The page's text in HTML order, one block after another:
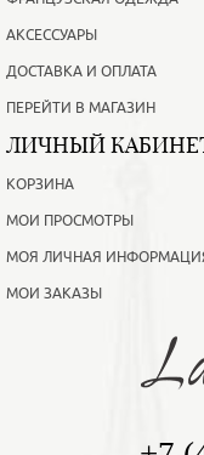
АКСЕССУАРЫ
ДОСТАВКА И ОПЛАТА
ПЕРЕЙТИ В МАГАЗИН
ЛИЧНЫЙ
КОРЗИНА
МОИ ПРОСМОТРЫ
МОЯ ЛИЧНАЯ
МОИ ЗАКАЗЫ